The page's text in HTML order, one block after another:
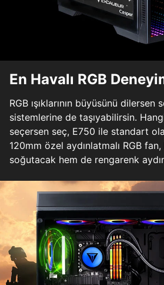
En Havalı RGB
RGB ışıklarının büyüsünü dilersen
sistemlerine de taşıyabilirsin.
seçersen seç, E750 ile standart
120mm özel aydınlatmalı RGB fan,
soğutacak hem de rengarenk